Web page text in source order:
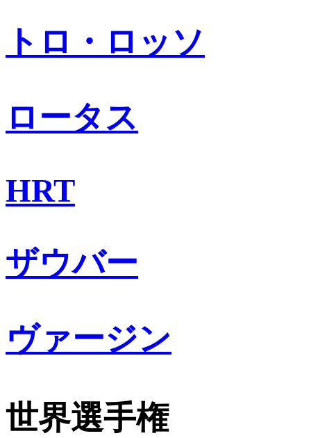
トロ・ロッソ
ロータス
HRT
ザウバー
ヴァージン
世界選手権